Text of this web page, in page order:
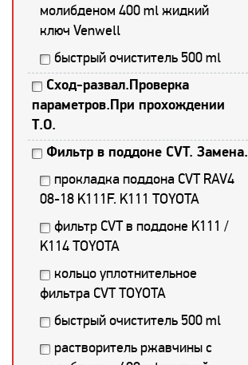
молибденом 400 ml жидкий
ключ Venwell
быстрый очиститель 500 ml
Сход-развал.Проверка
параметров.При прохождении
Т.О.
Фильтр в поддоне CVT. Замена.
прокладка поддона CVT RAV4
08-18 K111F. K111 TOYOTA
фильтр CVT в поддоне K111 /
K114 TOYOTA
кольцо уплотнительное
фильтра CVT TOYOTA
быстрый очиститель 500 ml
растворитель ржавчины с